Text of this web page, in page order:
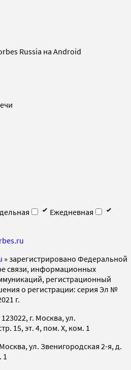
Russia на Android
Ежедневная
» зарегистрировано Федеральной
связи, информационных
регистрационный
о регистрации: серия Эл №
г.
г. Москва, ул.
15, эт. 4, пом. X, ком. 1
ул. Звенигородская 2-я, д.
1